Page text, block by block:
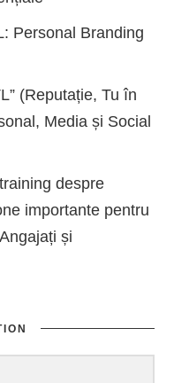
Personal Branding
(Reputație, Tu în
Media și Social
despre
importante pentru
și